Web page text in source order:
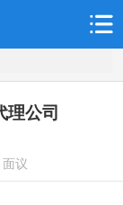
理公司
面议